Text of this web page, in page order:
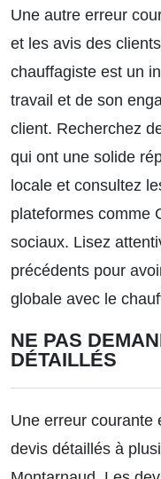
Une autre erreur
et les avis des
chauffagiste est un
travail et de son
client. Recherchez
qui ont une solide
locale et consultez
plateformes comme
sociaux. Lisez
précédents pour
globale avec le
NE PAS
DÉTAILLÉS
Une erreur courante
devis détaillés à